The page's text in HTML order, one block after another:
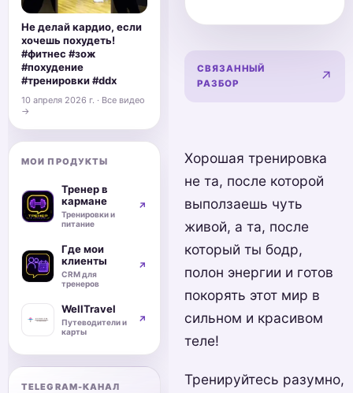
СВЯЗАННЫЙ
РАЗБОР
↗
Хорошая тренировка
не та, после которой
выползаешь чуть
живой, а та, после
который ты бодр,
полон энергии и готов
покорять этот мир в
сильном и красивом
теле!
Тренируйтесь разумно,
Не делай кардио, если
хочешь похудеть!
#фитнес #зож
#похудение
#тренировки #ddx
10 апреля 2026 г. · Все видео
→
МОИ ПРОДУКТЫ
Тренер в
кармане
Тренировки и
питание
↗
Где мои
клиенты
CRM для
тренеров
↗
WellTravel
Путеводители и
карты
↗
TELEGRAM-КАНАЛ